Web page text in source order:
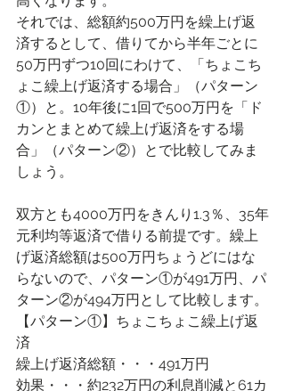
それでは、総額約500万円を繰上げ返
済するとして、借りてから半年ごとに
50万円ずつ10回にわけて、「ちょこち
ょこ繰上げ返済する場合」（パターン
①）と。10年後に1回で500万円を「ド
カンとまとめて繰上げ返済をする場
合」（パターン②）とで比較してみま
しょう。
双方とも4000万円をきんり1.3％、35年
元利均等返済で借りる前提です。繰上
げ返済総額は500万円ちょうどにはな
らないので、パターン①が491万円、パ
ターン②が494万円として比較します。
【パターン①】ちょこちょこ繰上げ返
済
繰上げ返済総額・・・491万円
効果・・・約232万円の利息削減と61カ